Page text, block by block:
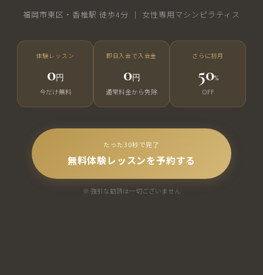
福岡市東区・香椎駅 徒歩4分 ｜ 女性専用マシンピラティス
体験レッスン
0円
今だけ無料
即日入会で入会金
0円
通常料金から免除
さらに初月
50%
OFF
たった30秒で完了
無料体験レッスンを予約する
※ 強引な勧誘は一切ございません